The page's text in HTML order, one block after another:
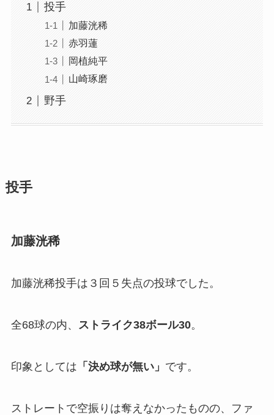
投手
加藤洸稀
赤羽蓮
岡植純平
山崎琢磨
野手
投手
加藤洸稀
加藤洸稀投手は３回５失点の投球でした。
全68球の内、 ストライク38ボール30。
印象としては 「 決め球が無い」 です。
ストレートで空振りは奪えなかったものの、ファ